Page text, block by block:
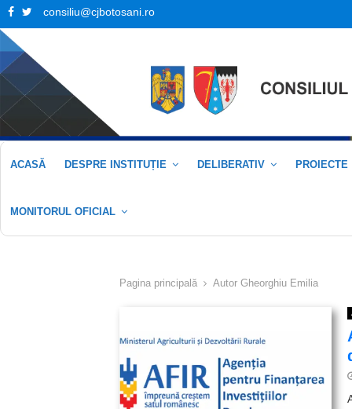
Facebook
Twitter
consiliu@cjbotosani.ro
ACASĂ DESPRE INSTITUȚIE DELIBERATIV PROIECTE
MONITORUL OFICIAL
Pagina principală Autor Gheorghiu Emilia